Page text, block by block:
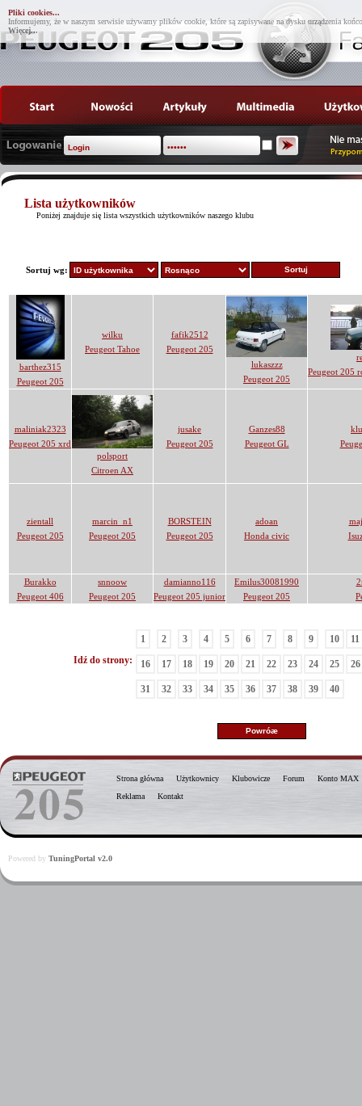
Pliki cookies...
Informujemy, że w naszym serwisie używamy plików cookie, które są zapisywane na dysku urządzenia
Więcej...
Lista użytkowników
Poniżej znajduje się lista wszystkich użytkowników naszego klubu
Sortuj wg:
barthez315
Peugeot 205
wilku
Peugeot Tahoe
fafik2512
Peugeot 205
lukaszzz
Peugeot 205
Peugeot 205
maliniak2323
Peugeot 205 xrd
polsport
Citroen AX
jusake
Peugeot 205
Ganzes88
Peugeot GL
zientall
Peugeot 205
marcin_n1
Peugeot 205
BORSTEIN
Peugeot 205
adoan
Honda civic
Burakko
Peugeot 406
snnoow
Peugeot 205
damianno116
Peugeot 205 junior
Emilus30081990
Peugeot 205
Idź do strony:
1 2 3 4 5 6 7 8 9 10 11
16 17 18 19 20 21 22 23 24 25 26
31 32 33 34 35 36 37 38 39 40
Strona główna Użytkownicy Klubowicze Forum
Konto MAX
Reklama
Kontakt
Powered by TuningPortal v2.0